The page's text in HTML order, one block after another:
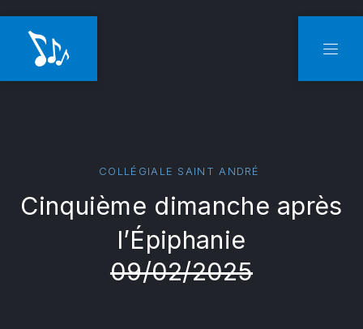
COLLÉGIALE SAINT ANDRÉ
Cinquième dimanche après
l’Épiphanie
09/02/2025